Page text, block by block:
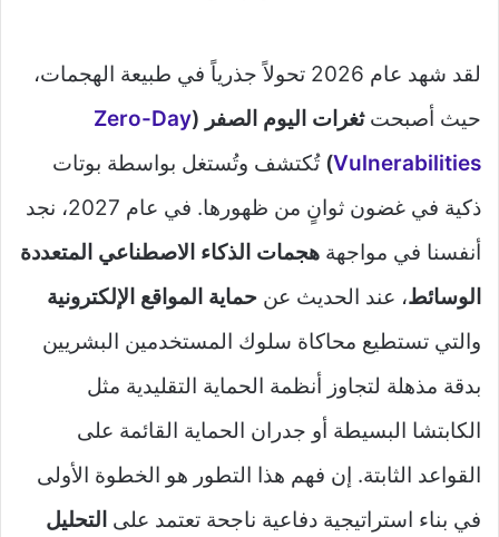
لقد شهد عام 2026 تحولاً جذرياً في طبيعة الهجمات،
حيث أصبحتثغرات اليوم الصفر (Zero-Day
Vulnerabilities
) تُكتشف وتُستغل بواسطة بوتات
ذكية في غضون ثوانٍ من ظهورها. في عام 2027، نجد
أنفسنا في مواجهة هجمات الذكاء الاصطناعي المتعددة
الوسائط، عند الحديث عن حماية المواقع الإلكترونية
والتي تستطيع محاكاة سلوك المستخدمين البشريين
بدقة مذهلة لتجاوز أنظمة الحماية التقليدية مثل
الكابتشا البسيطة أو جدران الحماية القائمة على
القواعد الثابتة. إن فهم هذا التطور هو الخطوة الأولى
في بناء استراتيجية دفاعية ناجحة تعتمد على التحليل